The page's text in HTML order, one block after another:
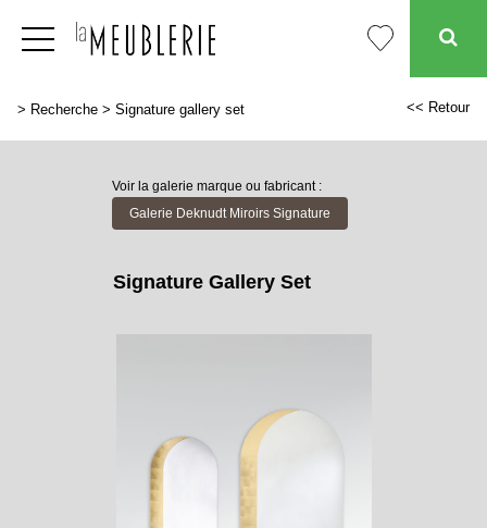
> Recherche > Signature gallery set << Retour
Voir la galerie marque ou fabricant :
Galerie Deknudt Miroirs Signature
Signature Gallery Set